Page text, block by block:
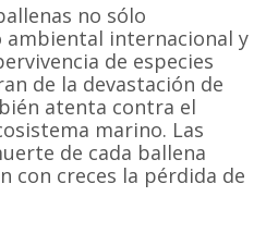
no sólo
ambiental internacional y
de especies
de la devastación de
atenta contra el
marino. Las
de cada ballena
con creces la pérdida de